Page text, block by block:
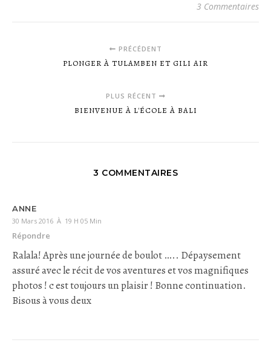
3 Commentaires
PRÉCÉDENT
PLONGER À TULAMBEN ET GILI AIR
PLUS RÉCENT
BIENVENUE À L'ÉCOLE À BALI
3 COMMENTAIRES
ANNE
30 Mars 2016 À 19 H 05 Min
Répondre
Ralala! Après une journée de boulot ….. Dépaysement
assuré avec le récit de vos aventures et vos magnifiques
photos ! c est toujours un plaisir ! Bonne continuation.
Bisous à vous deux